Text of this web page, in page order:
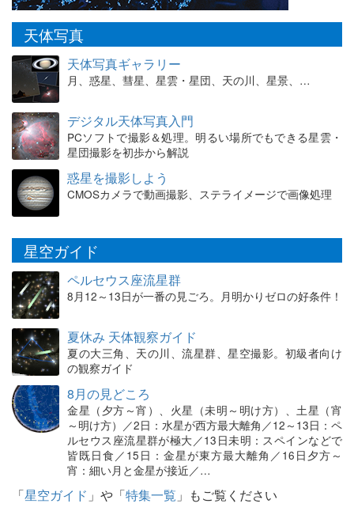
天体写真
天体写真ギャラリー
月、惑星、彗星、星雲・星団、天の川、星景、…
デジタル天体写真入門
PCソフトで撮影＆処理。明るい場所でもできる星雲・
星団撮影を初歩から解説
惑星を撮影しよう
CMOSカメラで動画撮影、ステライメージで画像処理
星空ガイド
ペルセウス座流星群
8月12～13日が一番の見ごろ。月明かりゼロの好条件！
夏休み 天体観察ガイド
夏の大三角、天の川、流星群、星空撮影。初級者向け
の観察ガイド
8月の見どころ
金星（夕方～宵）、火星（未明～明け方）、土星（宵
～明け方）／2日：水星が西方最大離角／12～13日：ペ
ルセウス座流星群が極大／13日未明：スペインなどで
皆既日食／15日：金星が東方最大離角／16日夕方～
宵：細い月と金星が接近／…
「星空ガイド 」や「特集一覧 」もご覧ください